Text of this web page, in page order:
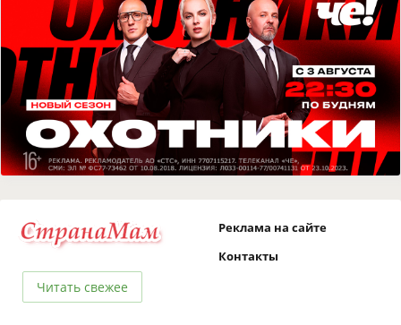
Читать свежее
Реклама на сайте
Контакты